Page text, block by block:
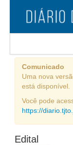
Comunicado
Uma nova
está disponível.
Você pode
https://
Edital